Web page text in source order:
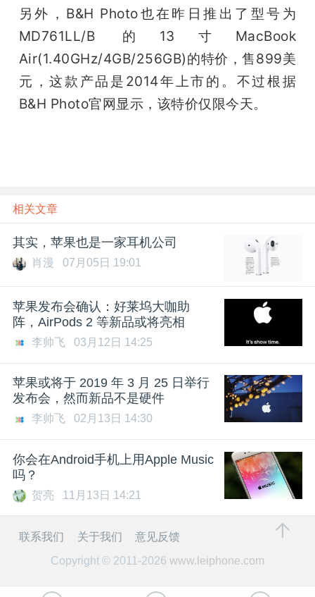
爱
搞
另外，B&H Photo也在昨日推出了型号为
MD761LL/B 的13寸MacBook
Air(1.40GHz/4GB/256GB)的特价，售899美
元，这款产品是2014年上市的。不过根据
B&H Photo官网显示，该特价仅限今天。
相关文章
其实，苹果也是一家耳机公司
肖漫 07月05日 19:01
苹果发布会确认：好莱坞大咖助
阵，AirPods 2 等新品或将亮相
李帅飞 03月12日 14:25
苹果或将于 2019 年 3 月 25 日举行
发布会，然而新品不是硬件
李帅飞 02月13日 14:30
你会在Android手机上用Apple Music
吗？
贺亮 11月13日 14:21
联系我们 关于我们
意见反馈
Copyright © 2011-2026 www.leiphone.com